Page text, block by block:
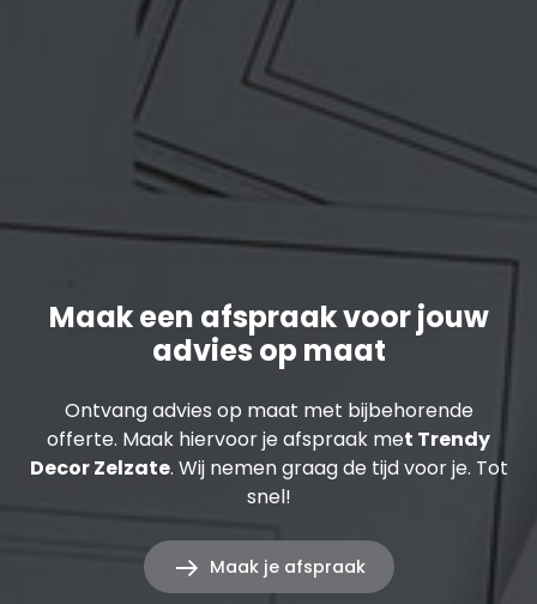
Maak een afspraak voor jouw
advies op maat
Ontvang advies op maat met bijbehorende
offerte. Maak hiervoor je afspraak met Trendy
Decor Zelzate. Wij nemen graag de tijd voor je. Tot
snel!
Maak je afspraak